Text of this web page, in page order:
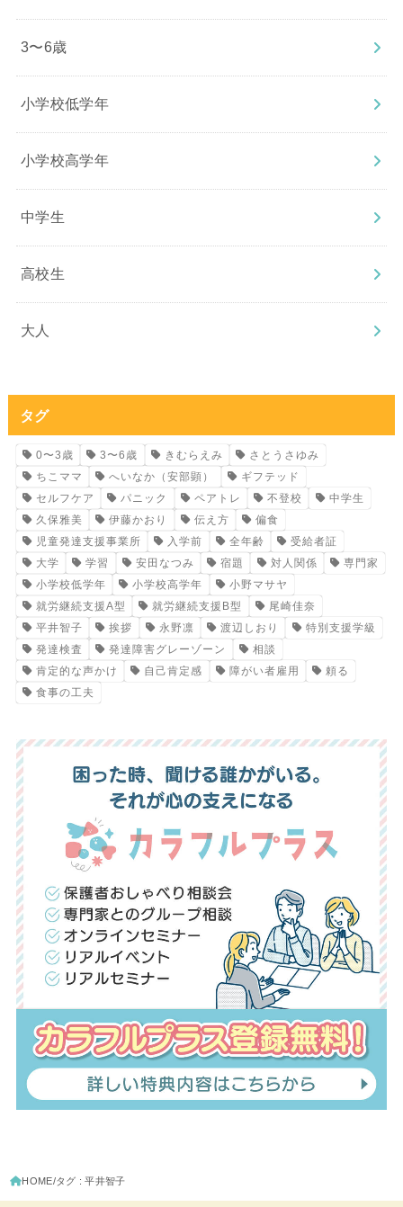
3〜6歳
小学校低学年
小学校高学年
中学生
高校生
大人
タグ
0〜3歳 3〜6歳 きむらえみ
さとうさゆみ
ちこママ
へいなか（安部顕）
ギフテッド
セルフケア
パニック ペアトレ 不登校
中学生
久保雅美
伊藤かおり 伝え方
偏食
児童発達支援事業所
入学前 全年齢
受給者証
大学
学習 安田なつみ 宿題 対人関係
専門家
小学校低学年
小学校高学年
小野マサヤ
就労継続支援A型
就労継続支援B型
尾崎佳奈
平井智子
挨拶 永野凛 渡辺しおり
特別支援学級
発達検査
発達障害グレーゾーン
相談
肯定的な声かけ
自己肯定感 障がい者雇用
頼る
食事の工夫
HOME タグ : 平井智子